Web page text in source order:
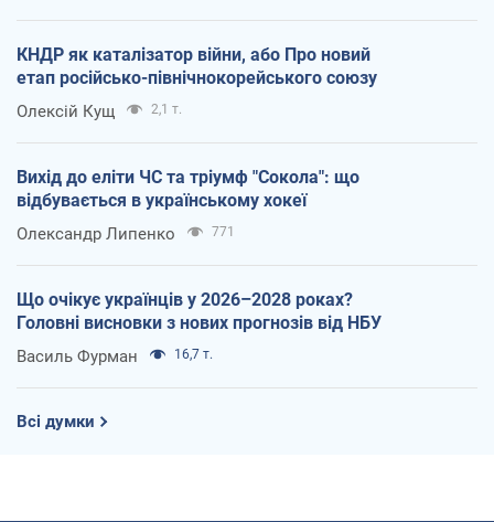
КНДР як каталізатор війни, або Про новий
етап російсько-північнокорейського союзу
Олексій Кущ 2,1 т.
Вихід до еліти ЧС та тріумф "Сокола": що
відбувається в українському хокеї
Олександр Липенко 771
Що очікує українців у 2026–2028 роках?
Головні висновки з нових прогнозів від НБУ
Василь Фурман 16,7 т.
Всі думки